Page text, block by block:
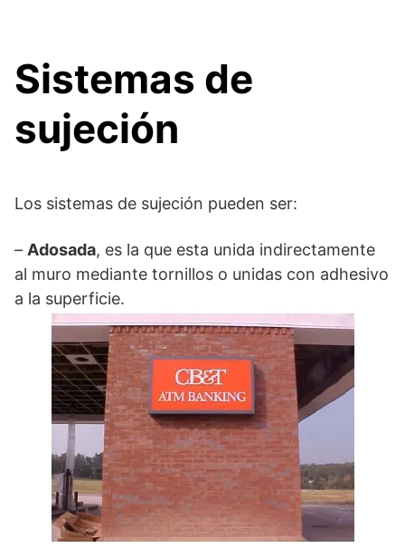
Sistemas de
sujeción
Los sistemas de sujeción pueden ser:
– Adosada, es la que esta unida indirectamente
al muro mediante tornillos o unidas con adhesivo
a la superficie.